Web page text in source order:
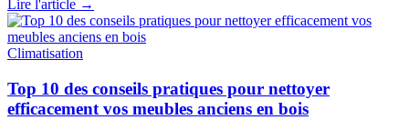
Lire l'article →
Climatisation
Top 10 des conseils pratiques pour nettoyer
efficacement vos meubles anciens en bois